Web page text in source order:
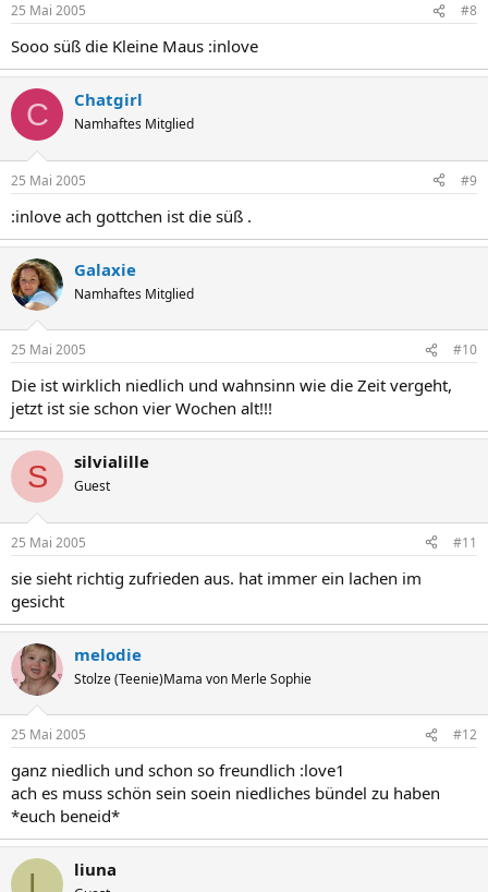
25 Mai 2005 #8
Sooo süß die Kleine Maus :inlove
C Chatgirl
Namhaftes Mitglied
25 Mai 2005 #9
:inlove ach gottchen ist die süß .
Galaxie
Namhaftes Mitglied
25 Mai 2005 #10
Die ist wirklich niedlich und wahnsinn wie die Zeit vergeht,
jetzt ist sie schon vier Wochen alt!!!
S silvialille
Guest
25 Mai 2005 #11
sie sieht richtig zufrieden aus. hat immer ein lachen im
gesicht
melodie
Stolze (Teenie)Mama von Merle Sophie
25 Mai 2005 #12
ganz niedlich und schon so freundlich :love1
ach es muss schön sein soein niedliches bündel zu haben
*euch beneid*
L liuna